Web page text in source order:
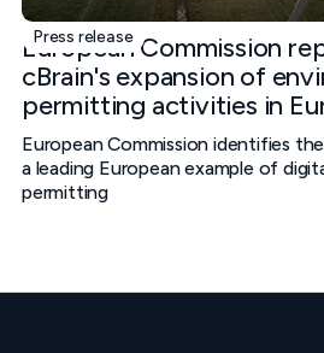
Press release
European Commission
cBrain's expansion of
permitting activities in
European Commission identifies
a leading European example of
permitting